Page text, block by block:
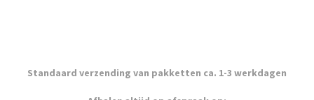
Standaard verzending van pakketten ca. 1-3 werkdagen